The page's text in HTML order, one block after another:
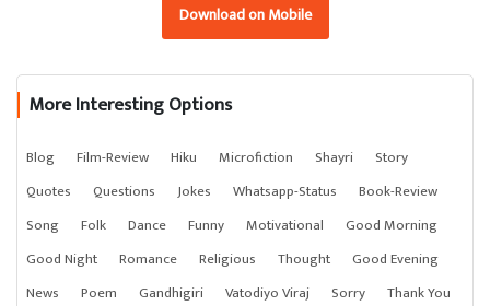
Download on Mobile
More Interesting Options
Blog Film-Review Hiku Microfiction Shayri
Story
Quotes
Questions Jokes Whatsapp-Status
Book-Review
Song
Folk Dance Funny Motivational
Good Morning
Good Night
Romance Religious Thought
Good Evening
News
Poem Gandhigiri Vatodiyo Viraj Sorry
Thank You